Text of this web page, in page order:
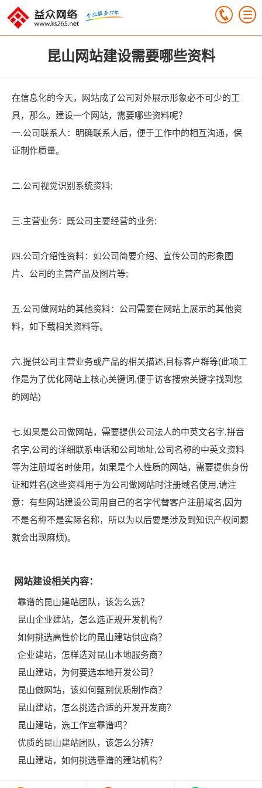
昆山网站建设需要哪些资料
在信息化的今天，网站成了公司对外展示形象必不可少的工
具，那么。建设一个网站，需要哪些资料呢？
一.公司联系人：明确联系人后，便于工作中的相互沟通，保
证制作质量。
二.公司视觉识别系统资料;
三.主营业务：既公司主要经营的业务;
四.公司介绍性资料：如公司简要介绍、宣传公司的形象图
片、公司的主营产品及图片等;
五.公司做网站的其他资料：公司需要在网站上展示的其他资
料，如下载相关资料等。
六.提供公司主营业务或产品的相关描述,目标客户群等(此项工
作是为了优化网站上核心关键词,便于访客搜索关键字找到您
的网站)
七.如果是公司做网站，需要提供公司法人的中英文名字,拼音
名字,公司的详细联系电话和公司地址,公司名称的中英文资料
等为注册域名时使用，如果是个人性质的网站，需要提供身份
证和姓名(这些资料用于为公司做网站时注册域名使用,请注
意：有些网站建设公司用自己的名字代替客户注册域名,因为
不是名称不是实际名称，所以为以后要是涉及到知识产权问题
就会出现麻烦)。
网站建设相关内容：
靠谱的昆山建站团队，该怎么选？
昆山企业建站，怎么选正规开发机构？
如何挑选高性价比的昆山建站供应商？
企业建站，怎样选对昆山本地服务商？
昆山建站，为何要选本地开发公司？
昆山做网站，该如何甄别优质制作商？
昆山建站，怎么挑选合适的开发开发商？
昆山建站，选工作室靠谱吗？
优质的昆山建站团队，该怎么分辨？
昆山建站，如何挑选靠谱的建站机构？